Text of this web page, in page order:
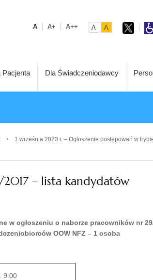
A A+ A++ A A
Pacjenta Dla Świadczeniodawcy
›
1 września 2023 r. – Ogłoszenie postępowań w
– lista kandydatów
w ogłoszeniu o naborze pracowników nr
OOW NFZ – 1 osoba
9:00